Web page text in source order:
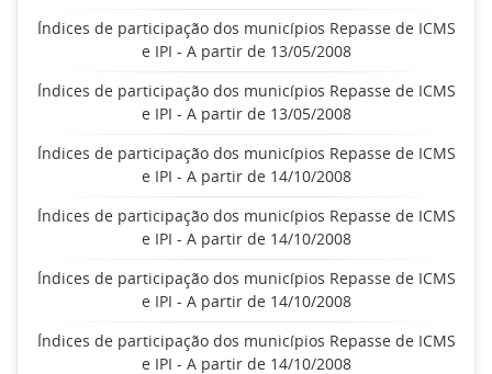
Índices de participação dos municípios Repasse de ICMS
e IPI - A partir de 13/05/2008
Índices de participação dos municípios Repasse de ICMS
e IPI - A partir de 13/05/2008
Índices de participação dos municípios Repasse de ICMS
e IPI - A partir de 14/10/2008
Índices de participação dos municípios Repasse de ICMS
e IPI - A partir de 14/10/2008
Índices de participação dos municípios Repasse de ICMS
e IPI - A partir de 14/10/2008
Índices de participação dos municípios Repasse de ICMS
e IPI - A partir de 14/10/2008